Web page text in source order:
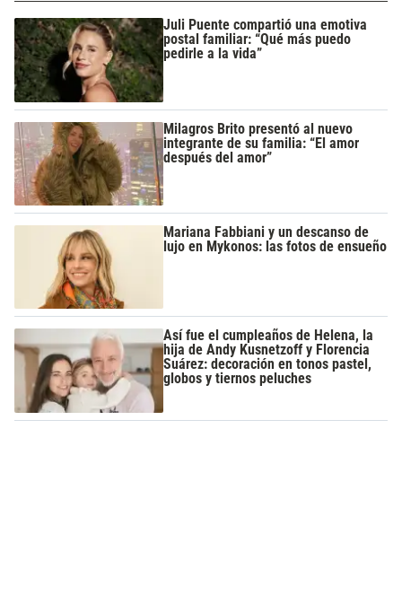
Juli Puente compartió una emotiva
postal familiar: “Qué más puedo
pedirle a la vida”
Milagros Brito presentó al nuevo
integrante de su familia: “El amor
después del amor”
Mariana Fabbiani y un descanso de
lujo en Mykonos: las fotos de ensueño
Así fue el cumpleaños de Helena, la
hija de Andy Kusnetzoff y Florencia
Suárez: decoración en tonos pastel,
globos y tiernos peluches